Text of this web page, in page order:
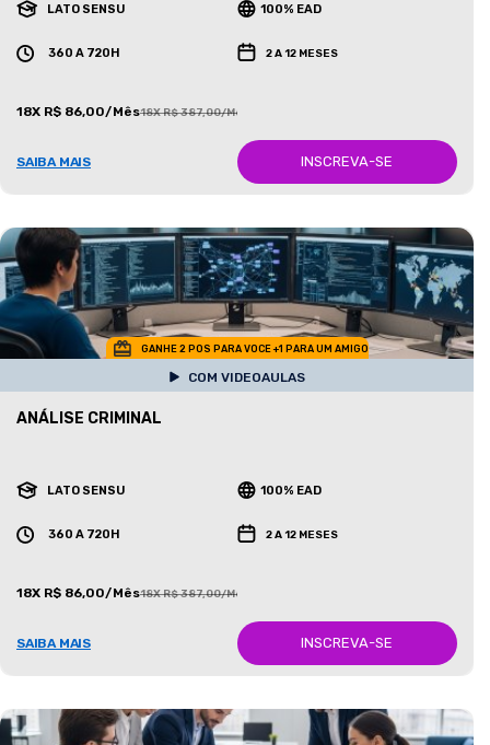
LATO SENSU 100% EAD
360 A 720H 2 A 12 MESES
18X R$ 86,00/Mês18X R$ 387,00/Mês
SAIBA MAIS INSCREVA-SE
GANHE 2 POS PARA VOCE +1 PARA UM AMIGO
COM VIDEOAULAS
ANÁLISE CRIMINAL
LATO SENSU 100% EAD
360 A 720H 2 A 12 MESES
18X R$ 86,00/Mês18X R$ 387,00/Mês
SAIBA MAIS INSCREVA-SE